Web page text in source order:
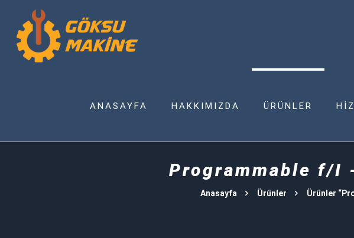
ANASAYFA HAKKIMIZDA ÜRÜNLER
Programmable f/
Anasayfa Ürünler Ürünler